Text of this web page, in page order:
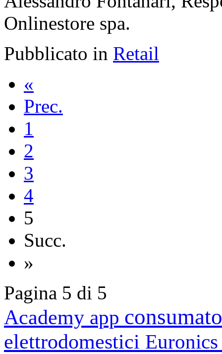
Onlinestore spa.
Pubblicato in Retail
«
Prec.
1
2
3
4
5
Succ.
»
Pagina 5 di 5
Academy app
elettrodomestici